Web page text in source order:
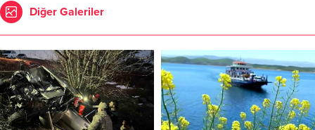
Diğer Galeriler